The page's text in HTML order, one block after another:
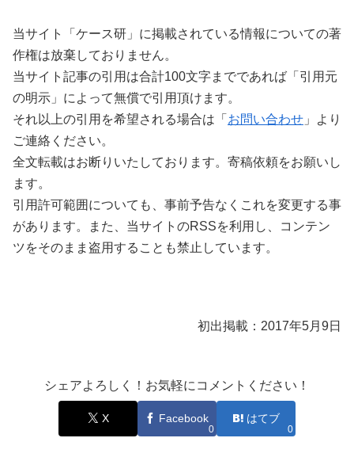
当サイト「ケース研」に掲載されている情報についての著
作権は放棄しておりません。
当サイト記事の引用は合計100文字までであれば「引用元
の明示」によって無償で引用頂けます。
それ以上の引用を希望される場合は「 お問い合わせ 」より
ご連絡ください。
全文転載はお断りいたしております。寄稿依頼をお願いし
ます。
引用許可範囲についても、事前予告なくこれを変更する事
があります。また、当サイトのRSSを利用し、コンテン
ツをそのまま盗用することも禁止しています。
初出掲載：2017年5月9日
シェアよろしく！お気軽にコメントください！
X Facebook
0
はてブ
0